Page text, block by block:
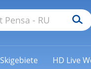
Skigebiete HD Live